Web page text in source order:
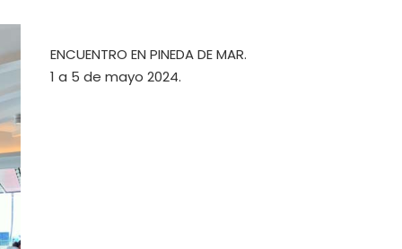
ENCUENTRO EN PINEDA DE MAR.
1 a 5 de mayo 2024.